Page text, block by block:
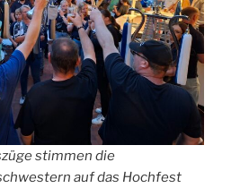
stimmen die
auf das Hochfest